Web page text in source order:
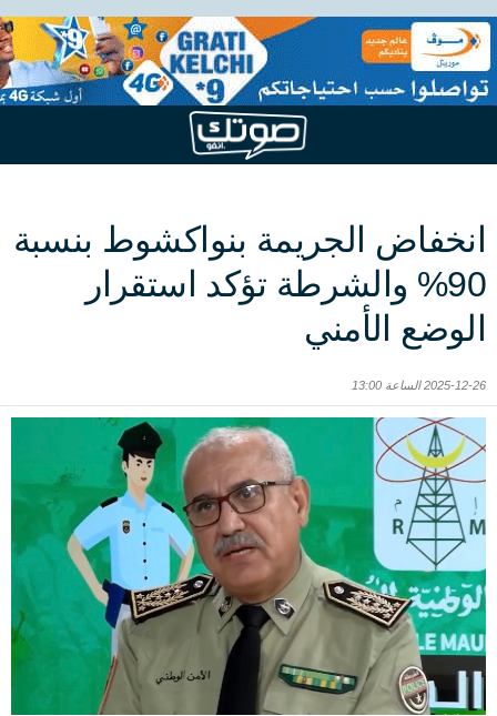
انخفاض الجريمة بنواكشوط بنسبة
90% والشرطة تؤكد استقرار
الوضع الأمني
2025-12-26 الساعة 13:00